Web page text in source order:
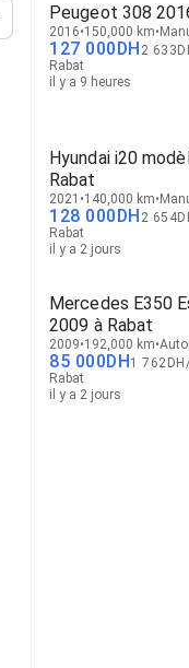
Peugeot 308
2016 150,000 km
127 000DH 2 633
Rabat
il y a 9 heures
Hyundai i20
Rabat
2021 140,000 km
128 000DH 2 654
Rabat
il y a 2 jours
Mercedes E350
2009 à Rabat
2009 192,000 km
85 000DH1 762 DH
Rabat
il y a 2 jours